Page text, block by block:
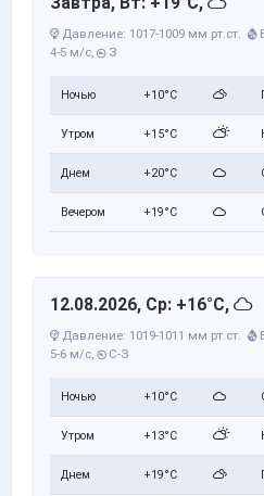
Давление: 1017-1009 мм рт.ст.
4-5 м/с, З
Ночью +10°C
Утром +15°C
Днем +20°C
Вечером +19°C
12.08.2026, Ср: +16°C,
Давление: 1019-1011 мм рт.ст.
5-6 м/с, С-З
Ночью +10°C
Утром +13°C
Днем +19°C